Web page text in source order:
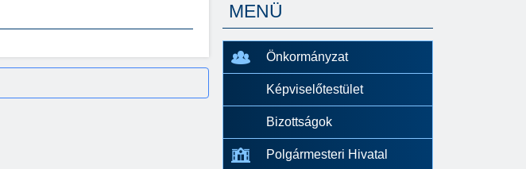
MENÜ
Önkormányzat
Képviselőtestület
Bizottságok
Polgármesteri Hivatal